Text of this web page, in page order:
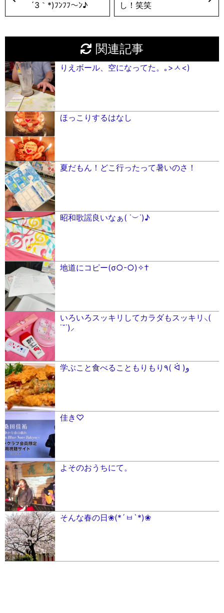
´3｀*)ﾌﾝﾌﾌ〜ﾝ♪︎ し！笑笑
関連記事
りえボール、空になってた。｡>ㅅ<)
ほっこりするはなし
夏だもん！どこ行ったって暑いのさ！
昭和歌謡良いなぁ( ˙︶˙)♪
地道にコピー(σ○-○)✧†
いろいろスッキリしてカラダもスッキリ⸜(
˙˘˙)⸝
学ぶこと食べることもりもり٩( ᐛ )و
佳き♡
よそのおうちにて。
そんな春の日❀(*´ㅂ`*)❀